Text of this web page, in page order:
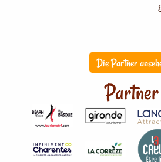
Die Partner
Partner